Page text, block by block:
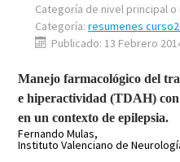
Categoría de nivel principal o
Categoría: resumenes
Publicado: 13 Febrero
Manejo farmacológico del
e hiperactividad (TDAH)
en un contexto de epilepsia.
Fernando Mulas,
Instituto Valenciano de